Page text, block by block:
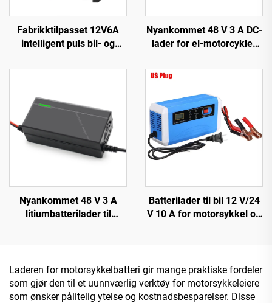
Fabrikktilpasset 12V6A
intelligent puls bil- og
12V6A automatisk
beskyttelse Pd
Nyankommet 48 V 3 A DC-
lader for el-motorcykler
sykkel 54,6 V 58,4 V
litiumbatteri
Nyankommet 48 V 3 A
litiumbatterilader til
150 W DC
Batterilader til bil 12 V/24
V 10 A for motorsykkel og
design
Laderen for motorsykkelbatteri gir mange praktiske fordeler
som gjør den til et uunnværlig verktøy for motorsykkeleiere
som ønsker pålitelig ytelse og kostnadsbesparelser. Disse